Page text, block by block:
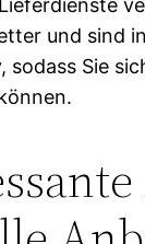
und sind
sodass Sie